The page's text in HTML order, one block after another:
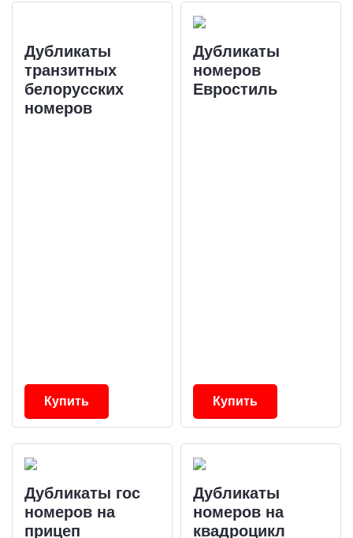
Дубликаты
транзитных
белорусских
номеров
Купить
Дубликаты
номеров
Евростиль
Купить
Дубликаты гос
номеров на
прицеп
Дубликаты
номеров на
квадроцикл